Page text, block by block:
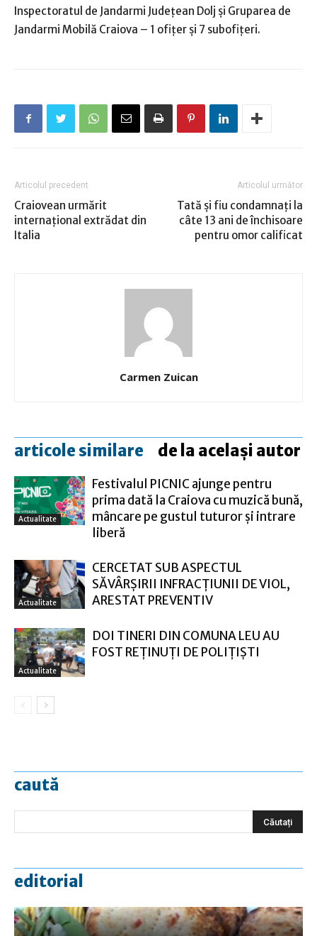
Inspectoratul de Jandarmi Judeţean Dolj şi Gruparea de
Jandarmi Mobilă Craiova – 1 ofiţer şi 7 subofiţeri.
Articolul precedent
Craiovean urmărit
internaţional extrădat din
Italia
Articolul următor
Tată şi fiu condamnaţi la
câte 13 ani de închisoare
pentru omor calificat
Carmen Zuican
articole similare de la același autor
Actualitate
Festivalul PICNIC ajunge pentru
prima dată la Craiova cu muzică bună,
mâncare pe gustul tuturor și intrare
liberă
Actualitate
CERCETAT SUB ASPECTUL
SĂVÂRŞIRII INFRACŢIUNII DE VIOL,
ARESTAT PREVENTIV
Actualitate
DOI TINERI DIN COMUNA LEU AU
FOST REȚINUȚI DE POLIȚIȘTI
caută
editorial